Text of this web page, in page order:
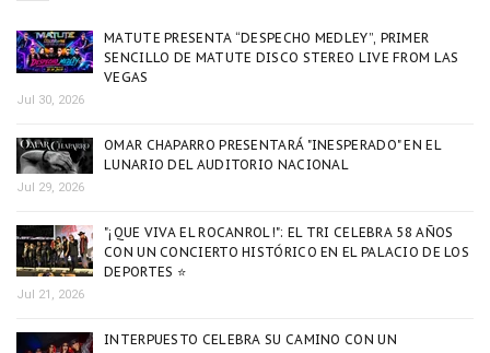
MATUTE PRESENTA “DESPECHO MEDLEY”, PRIMER
SENCILLO DE MATUTE DISCO STEREO LIVE FROM LAS
VEGAS
Jul 30, 2026
OMAR CHAPARRO PRESENTARÁ "INESPERADO" EN EL
LUNARIO DEL AUDITORIO NACIONAL
Jul 29, 2026
"¡QUE VIVA EL ROCANROL!": EL TRI CELEBRA 58 AÑOS
CON UN CONCIERTO HISTÓRICO EN EL PALACIO DE LOS
DEPORTES ⭐
Jul 21, 2026
INTERPUESTO CELEBRA SU CAMINO CON UN